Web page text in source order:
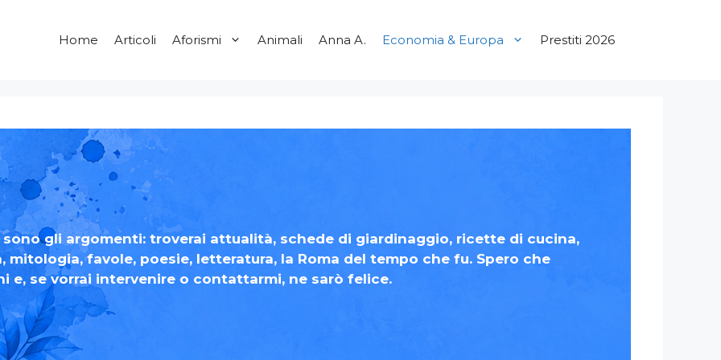
Home Articoli Aforismi Animali Anna A. Economia & Europa Prestiti 2026
gli argomenti: troverai attualità, schede di giardinaggio, ricette di cucina,
favole, poesie, letteratura, la Roma del tempo che fu. Spero che
e, se vorrai intervenire o contattarmi, ne sarò felice.